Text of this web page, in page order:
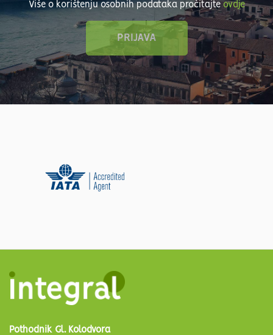
Više o korištenju osobnih podataka pročitajteovdje
Pothodnik Gl. Kolodvora